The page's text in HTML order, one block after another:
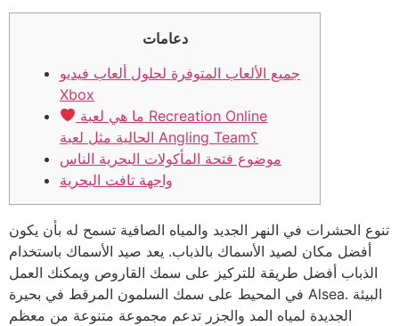
دعامات
جميع الألعاب المتوفرة لحلول ألعاب فيديو
Xbox
الحالية مثل لعبة Angling Team؟
موضوع فتحة المأكولات البحرية الناس
واجهة تافت البحرية
تنوع الحشرات في النهر الجديد والمياه الصافية تسمح له بأن يكون
أفضل مكان لصيد الأسماك بالذباب. يعد صيد الأسماك باستخدام
الذباب أفضل طريقة للتركيز على سمك القاروص ويمكنك العمل
في المحيط على سمك السلمون المرقط في بحيرة Alsea. البيئة
الجديدة لمياه المد والجزر تدعم مجموعة متنوعة من معظم